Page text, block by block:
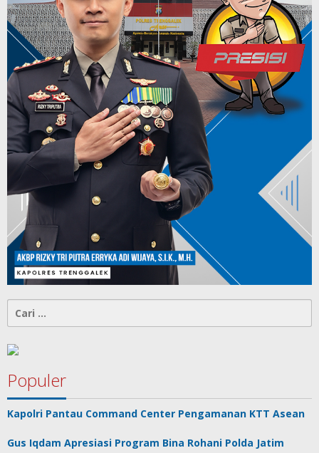
untuk:
Populer
Kapolri Pantau Command Center Pengamanan KTT Asean
Gus Iqdam Apresiasi Program Bina Rohani Polda Jatim